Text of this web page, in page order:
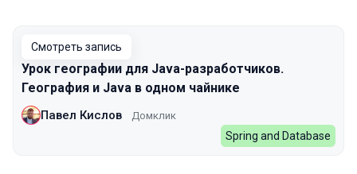
Смотреть запись
Урок географии для Java-разработчиков.
География и Java в одном чайнике
Павел Кислов Домклик
Spring and Database